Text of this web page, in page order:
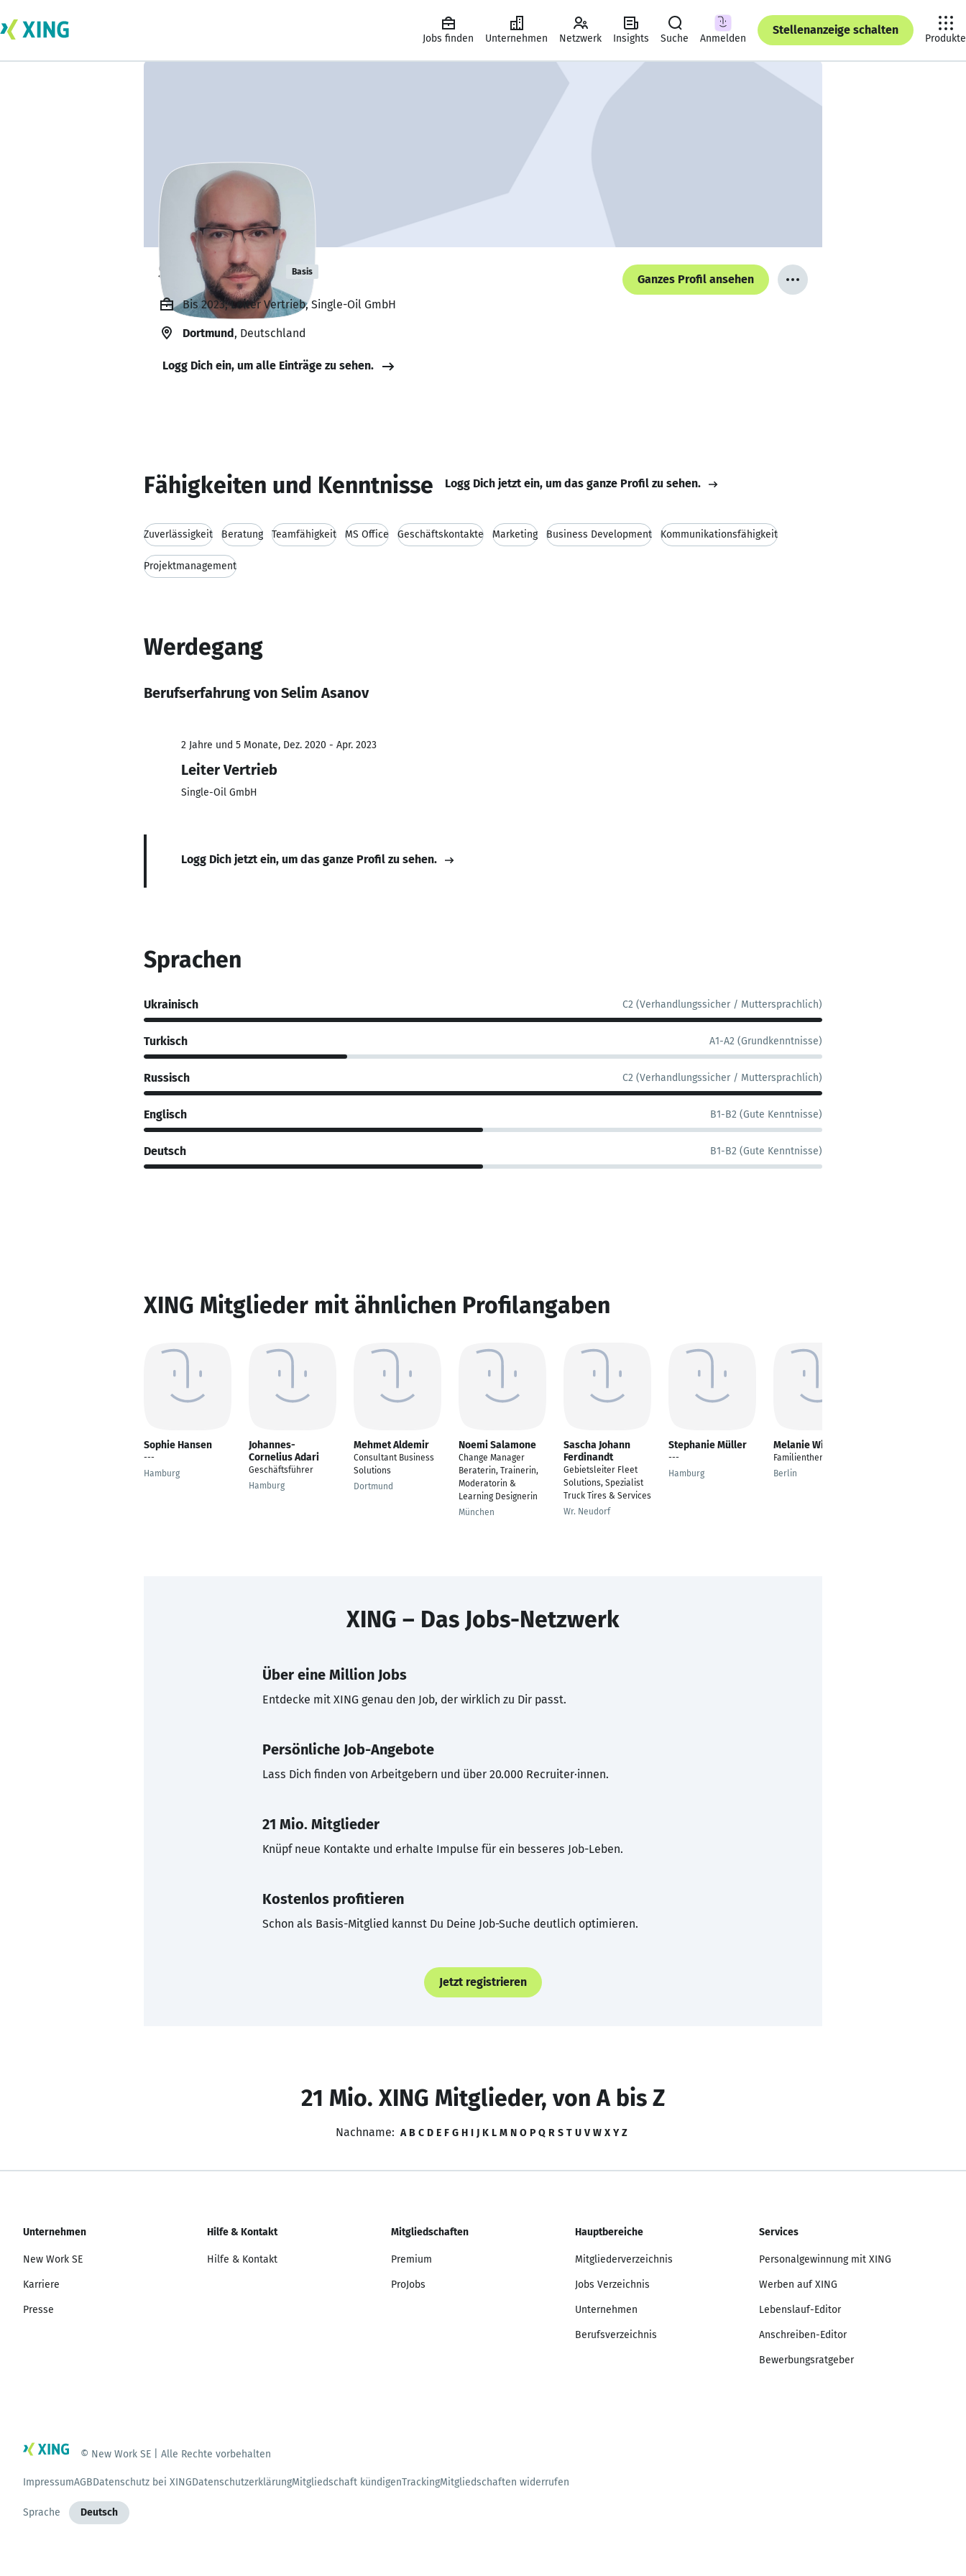
Jobs finden Unternehmen Netzwerk Insights Suche Anmelden
Stellenanzeige schalten
Produkte
Selim Asanov Basis
Ganzes Profil ansehen
Bis 2023, Leiter Vertrieb, Single-Oil GmbH
Dortmund, Deutschland
Logg Dich ein, um alle Einträge zu sehen.
Fähigkeiten und Kenntnisse Logg Dich jetzt ein, um das ganze Profil zu sehen.
Zuverlässigkeit Beratung Teamfähigkeit MS Office Geschäftskontakte Marketing Business Development Kommunikationsfähigkeit
Projektmanagement
Werdegang
Berufserfahrung von Selim Asanov
2 Jahre und 5 Monate, Dez. 2020 - Apr. 2023
Leiter Vertrieb
Single-Oil GmbH
Logg Dich jetzt ein, um das ganze Profil zu sehen.
Sprachen
Ukrainisch C2 (Verhandlungssicher / Muttersprachlich)
Turkisch A1-A2 (Grundkenntnisse)
Russisch C2 (Verhandlungssicher / Muttersprachlich)
Englisch B1-B2 (Gute Kenntnisse)
Deutsch B1-B2 (Gute Kenntnisse)
XING Mitglieder mit ähnlichen Profilangaben
Sophie Hansen
---
Hamburg
Johannes-
Cornelius Adari
Geschäftsführer
Hamburg
Mehmet Aldemir
Consultant Business
Solutions
Dortmund
Noemi Salamone
Change Manager
Beraterin, Trainerin,
Moderatorin &
Learning Designerin
München
Sascha Johann
Ferdinandt
Gebietsleiter Fleet
Solutions, Spezialist
Truck Tires & Services
Wr. Neudorf
Stephanie Müller
---
Hamburg
Melanie Wittke
Familientherapeutin
Berlin
XING – Das Jobs-Netzwerk
Über eine Million Jobs
Entdecke mit XING genau den Job, der wirklich zu Dir passt.
Persönliche Job-Angebote
Lass Dich finden von Arbeitgebern und über 20.000 Recruiter·innen.
21 Mio. Mitglieder
Knüpf neue Kontakte und erhalte Impulse für ein besseres Job-Leben.
Kostenlos profitieren
Schon als Basis-Mitglied kannst Du Deine Job-Suche deutlich optimieren.
Jetzt registrieren
21 Mio. XING Mitglieder, von A bis Z
Nachname: A B C D E F G H I J K L M N O P Q R S T U V W X Y Z
Unternehmen
New Work SE
Karriere
Presse
Hilfe & Kontakt
Hilfe & Kontakt
Mitgliedschaften
Premium
ProJobs
Hauptbereiche
Mitgliederverzeichnis
Jobs Verzeichnis
Unternehmen
Berufsverzeichnis
Services
Personalgewinnung mit XING
Werben auf XING
Lebenslauf-Editor
Anschreiben-Editor
Bewerbungsratgeber
© New Work SE | Alle Rechte vorbehalten
ImpressumAGBDatenschutz bei XINGDatenschutzerklärungMitgliedschaft kündigenTrackingMitgliedschaften widerrufen
Sprache Deutsch